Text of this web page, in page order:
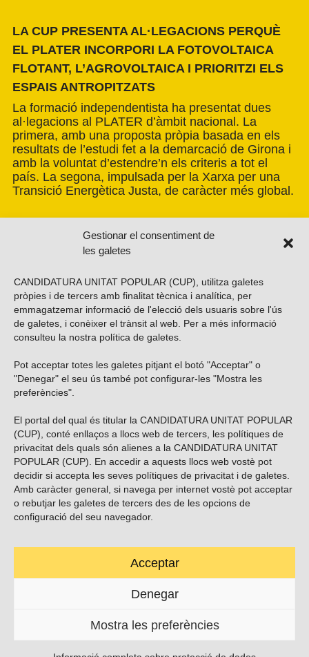
Gestionar el consentiment de
les galetes
CANDIDATURA UNITAT POPULAR (CUP), utilitza galetes
pròpies i de tercers amb finalitat tècnica i analítica, per
emmagatzemar informació de l'elecció dels usuaris sobre l'ús
de galetes, i conèixer el trànsit al web. Per a més informació
consulteu la nostra política de galetes
Pot acceptar totes les galetes pitjant el botó "Acceptar" o
"Denegar" el seu ús també pot configurar-les "Mostra les
preferències".
El portal del qual és titular la CANDIDATURA UNITAT POPULAR
(CUP), conté enllaços a llocs web de tercers, les polítiques de
privacitat dels quals són alienes a la CANDIDATURA UNITAT
POPULAR (CUP). En accedir a aquests llocs web vostè pot
decidir si accepta les seves polítiques de privacitat i de galetes.
Amb caràcter general, si navega per internet vostè pot acceptar
o rebutjar les galetes de tercers des de les opcions de
configuració del seu navegador.
Acceptar
Denegar
Mostra les preferències
LA CUP PRESENTA AL·LEGACIONS PERQUÈ
EL PLATER INCORPORI LA FOTOVOLTAICA
FLOTANT, L’AGROVOLTAICA I PRIORITZI ELS
ESPAIS ANTROPITZATS
La formació independentista ha presentat dues
al·legacions al PLATER d’àmbit nacional. La
primera, amb una proposta pròpia basada en els
resultats de l’estudi fet a la demarcació de Girona i
amb la voluntat d’estendre’n els criteris a tot el
país. La segona, impulsada per la Xarxa per una
Transició Energètica Justa, de caràcter més global.
Vols subscriure’t al nostre butlletí?
ENVIAR
Troba’ns a les xarxes socials
Carrer Casp 180 (baixos), Barcelona.
contacte@cup.cat